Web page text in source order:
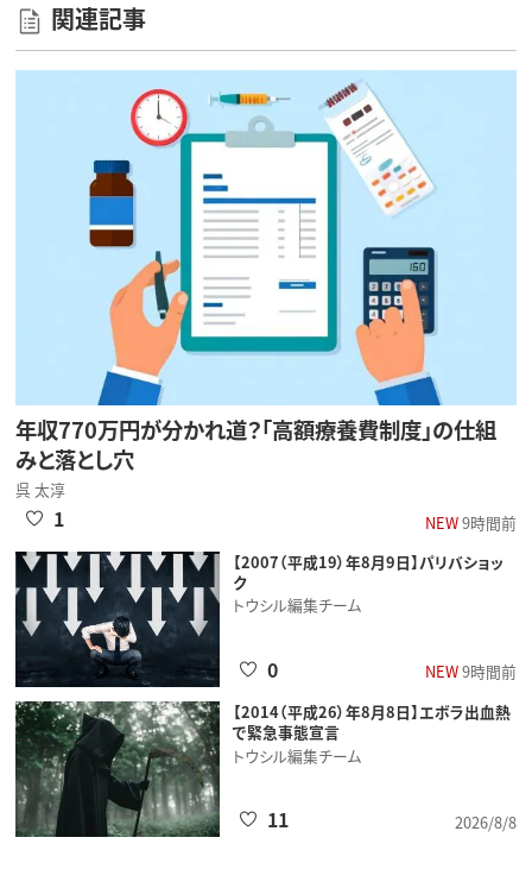
関連記事
年収770万円が分かれ道？「高額療養費制度」の仕組
みと落とし穴
呉 太淳
NEW9時間前
1
【2007（平成19）年8月9日】パリバショッ
ク
トウシル編集チーム
NEW9時間前
0
【2014（平成26）年8月8日】エボラ出血熱
で緊急事態宣言
トウシル編集チーム
2026/8/8
11